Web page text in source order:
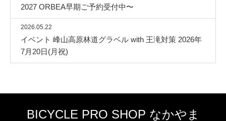
2027 ORBEA早期ご予約受付中〜
2026.05.22
イベント 峰山高原林道グラベル with 王滝対策 2026年
7月20日(月祝)
BICYCLE PRO SHOP なかやま